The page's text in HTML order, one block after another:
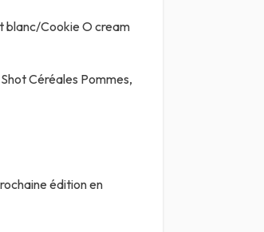
blanc/Cookie O cream
Céréales Pommes,
édition en